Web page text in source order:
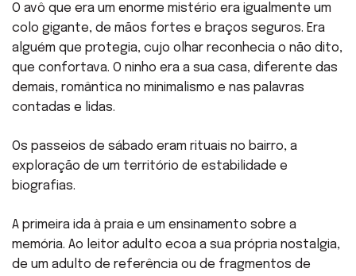
O avô que era um enorme mistério era igualmente um
colo gigante, de mãos fortes e braços seguros. Era
alguém que protegia, cujo olhar reconhecia o não dito,
que confortava. O ninho era a sua casa, diferente das
demais, romântica no minimalismo e nas palavras
contadas e lidas.
Os passeios de sábado eram rituais no bairro, a
exploração de um território de estabilidade e
biografias.
A primeira ida à praia e um ensinamento sobre a
memória. Ao leitor adulto ecoa a sua própria nostalgia,
de um adulto de referência ou de fragmentos de